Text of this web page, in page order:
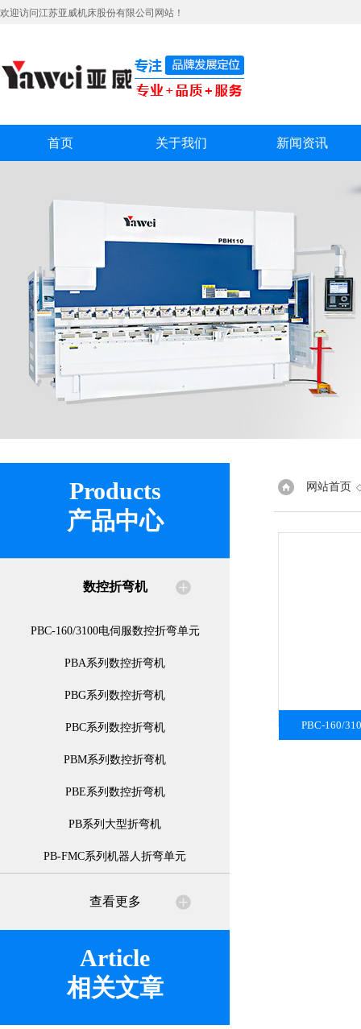
欢迎访问江苏亚威机床股份有限公司网站！
首页 关于我们 新闻资讯
Products
产品中心
数控折弯机
PBC-160/3100电伺服数控折弯单元
PBA系列数控折弯机
PBG系列数控折弯机
PBC系列数控折弯机
PBM系列数控折弯机
PBE系列数控折弯机
PB系列大型折弯机
PB-FMC系列机器人折弯单元
查看更多
Article
相关文章
网站首页
PBC-160/